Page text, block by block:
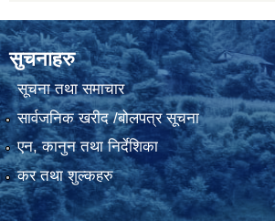
सुचनाहरु
सूचना तथा समाचार
सार्वजनिक खरीद /बोलपत्र सूचना
एन, कानुन तथा निर्देशिका
कर तथा शुल्कहरु